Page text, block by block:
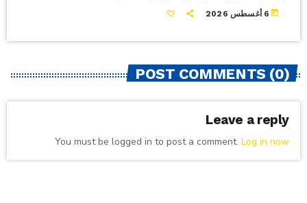
today 6 أغسطس 2026
POST COMMENTS (0)
Leave a reply
You must be logged in to post a comment. Log in now